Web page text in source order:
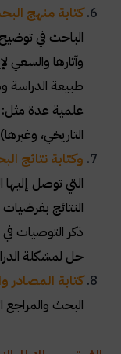
كتابة منهج
الباحث في
وآثارها والسعي
طبيعة الدراسة
علمية عدة مثل:
التاريخي، وغيرها)
وكتابة نتائج
التي توصل
النتائج بفرضيات
ذكر التوصيات
حل لمشكلة
كتابة المصادر
البحث والمراجع